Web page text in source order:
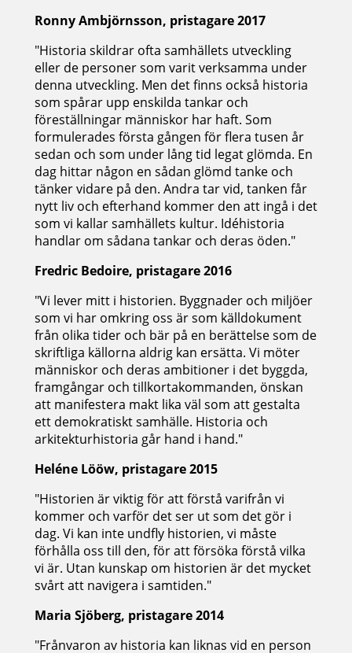
Ronny Ambjörnsson, pristagare 2017
"Historia skildrar ofta samhällets utveckling
eller de personer som varit verksamma under
denna utveckling. Men det finns också historia
som spårar upp enskilda tankar och
föreställningar människor har haft. Som
formulerades första gången för flera tusen år
sedan och som under lång tid legat glömda. En
dag hittar någon en sådan glömd tanke och
tänker vidare på den. Andra tar vid, tanken får
nytt liv och efterhand kommer den att ingå i det
som vi kallar samhällets kultur. Idéhistoria
handlar om sådana tankar och deras öden."
Fredric Bedoire, pristagare 2016
"Vi lever mitt i historien. Byggnader och miljöer
som vi har omkring oss är som källdokument
från olika tider och bär på en berättelse som de
skriftliga källorna aldrig kan ersätta. Vi möter
människor och deras ambitioner i det byggda,
framgångar och tillkortakommanden, önskan
att manifestera makt lika väl som att gestalta
ett demokratiskt samhälle. Historia och
arkitekturhistoria går hand i hand."
Heléne Lööw, pristagare 2015
"Historien är viktig för att förstå varifrån vi
kommer och varför det ser ut som det gör i
dag. Vi kan inte undfly historien, vi måste
förhålla oss till den, för att försöka förstå vilka
vi är. Utan kunskap om historien är det mycket
svårt att navigera i samtiden."
Maria Sjöberg, pristagare 2014
"Frånvaron av historia kan liknas vid en person